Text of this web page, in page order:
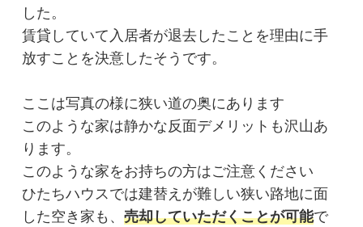
した。
賃貸していて入居者が退去したことを理由に手
放すことを決意したそうです。
ここは写真の様に狭い道の奥にあります
このような家は静かな反面デメリットも沢山あ
ります。
このような家をお持ちの方はご注意ください
ひたちハウスでは建替えが難しい狭い路地に面
した空き家も、 売却していただくことが可能で